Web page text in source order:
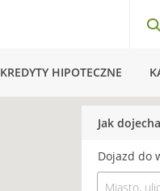
KREDYTY HIPOTECZNE
Jak
Dojazd do